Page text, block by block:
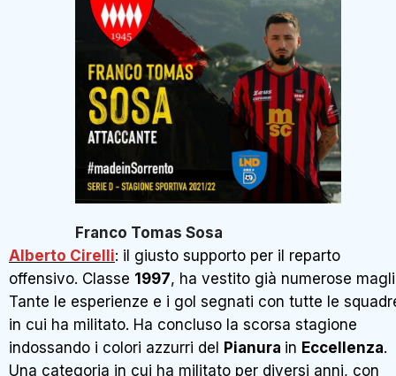
Franco Tomas Sosa
Alberto Cirelli: il giusto supporto per il reparto
offensivo. Classe 1997, ha vestito già numerose
Tante le esperienze e i gol segnati con tutte le
in cui ha militato. Ha concluso la scorsa stagione
indossando i colori azzurri del Pianura in Eccellenza.
Una categoria in cui ha militato per diversi anni, con